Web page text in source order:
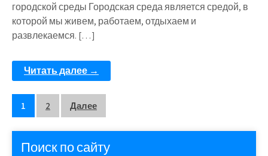
городской среды Городская среда является средой, в
которой мы живем, работаем, отдыхаем и
развлекаемся. […]
Читать далее →
Пагинация
записей
1 2 Далее
Поиск по сайту